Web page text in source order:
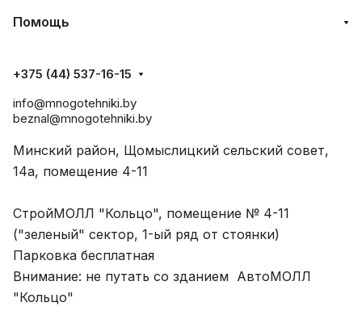
Помощь
+375 (44) 537-16-15
info@mnogotehniki.by
beznal@mnogotehniki.by
Минский район, Щомыслицкий сельский совет,
14а, помещение 4-11
СтройМОЛЛ "Кольцо", помещение № 4-11
("зеленый" сектор, 1-ый ряд от стоянки)
Парковка бесплатная
Внимание: не путать со зданием АвтоМОЛЛ
"Кольцо"